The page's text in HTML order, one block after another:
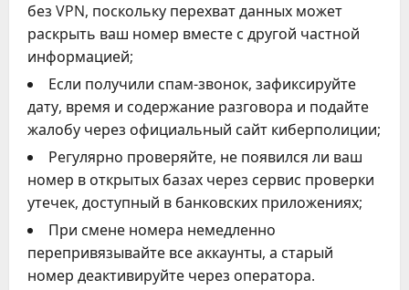
без VPN, поскольку перехват данных может
раскрыть ваш номер вместе с другой частной
информацией;
Если получили спам-звонок, зафиксируйте
дату, время и содержание разговора и подайте
жалобу через официальный сайт киберполиции;
Регулярно проверяйте, не появился ли ваш
номер в открытых базах через сервис проверки
утечек, доступный в банковских приложениях;
При смене номера немедленно
перепривязывайте все аккаунты, а старый
номер деактивируйте через оператора.